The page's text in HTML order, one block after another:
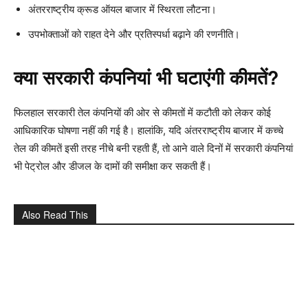
अंतरराष्ट्रीय क्रूड ऑयल बाजार में स्थिरता लौटना।
उपभोक्ताओं को राहत देने और प्रतिस्पर्धा बढ़ाने की रणनीति।
क्या सरकारी कंपनियां भी घटाएंगी कीमतें?
फिलहाल सरकारी तेल कंपनियों की ओर से कीमतों में कटौती को लेकर कोई
आधिकारिक घोषणा नहीं की गई है। हालांकि, यदि अंतरराष्ट्रीय बाजार में कच्चे
तेल की कीमतें इसी तरह नीचे बनी रहती हैं, तो आने वाले दिनों में सरकारी कंपनियां
भी पेट्रोल और डीजल के दामों की समीक्षा कर सकती हैं।
Also Read This